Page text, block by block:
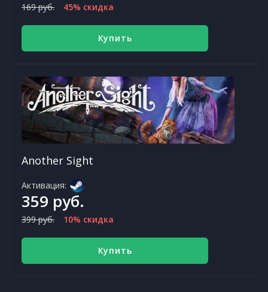
169 руб. 45% скидка
Купить
Another Sight
Активация:
359 руб.
399 руб. 10% скидка
Купить